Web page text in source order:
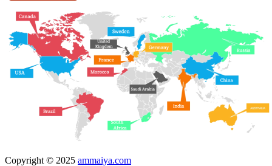
Copyright © 2025 ammaiya.com